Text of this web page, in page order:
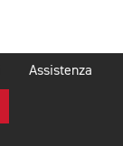
Assistenza